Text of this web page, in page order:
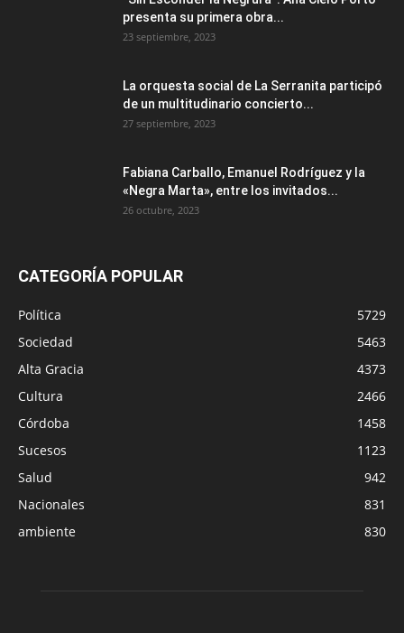
presenta su primera obra...
23 septiembre, 2023
La orquesta social de La Serranita participó
de un multitudinario concierto...
27 septiembre, 2023
Fabiana Carballo, Emanuel Rodríguez y la
«Negra Marta», entre los invitados...
26 octubre, 2023
CATEGORÍA POPULAR
Política
5729
Sociedad
5463
Alta Gracia
4373
Cultura
2466
Córdoba
1458
Sucesos
1123
Salud
942
Nacionales
831
ambiente
830